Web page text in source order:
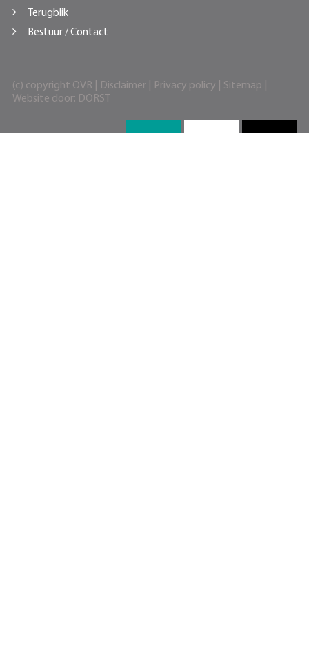
Terugblik
Bestuur / Contact
(c) copyright OVR | Disclaimer| Privacy policy Sitemap
Website door: DORST